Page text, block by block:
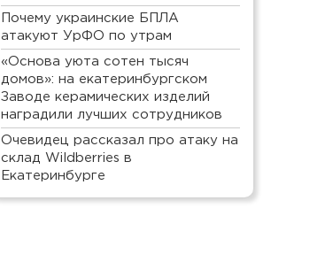
Почему украинские БПЛА
атакуют УрФО по утрам
«Основа уюта сотен тысяч
домов»: на екатеринбургском
Заводе керамических изделий
наградили лучших сотрудников
Очевидец рассказал про атаку на
склад Wildberries в
Екатеринбурге